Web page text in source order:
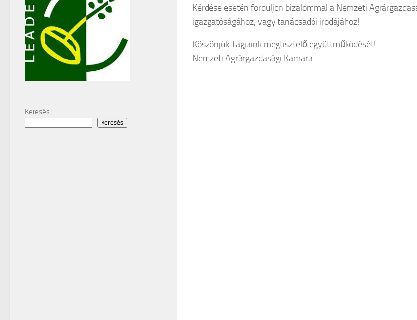
Kérdése esetén forduljon bizalommal a Nemzeti
igazgatóságához, vagy tanácsadói irodájához!
Köszönjük Tagjaink megtisztelő együttműködését!
Nemzeti Agrárgazdasági Kamara
Keresés
Keresés